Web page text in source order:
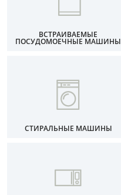
ВСТРАИВАЕМЫЕ
ПОСУДОМОЕЧНЫЕ МАШИНЫ
СТИРАЛЬНЫЕ МАШИНЫ